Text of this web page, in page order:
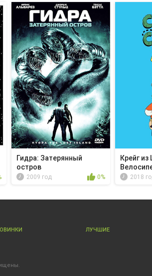
Гидра: Затерянный
остров
2009 год 0%
Крейг из
2018
ЛУЧШИЕ